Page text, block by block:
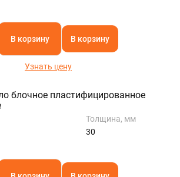
В корзину В корзину
Узнать цену
блочное пластифицированное
Толщина, мм
30